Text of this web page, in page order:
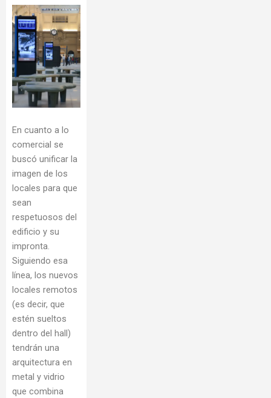
En cuanto a lo
comercial se
buscó unificar la
imagen de los
locales para que
sean
respetuosos del
edificio y su
impronta.
Siguiendo esa
línea, los nuevos
locales remotos
(es decir, que
estén sueltos
dentro del hall)
tendrán una
arquitectura en
metal y vidrio
que combina